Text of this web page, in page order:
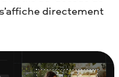
directement